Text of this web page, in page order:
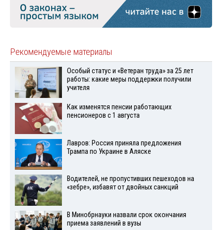
Рекомендуемые материалы
Особый статус и «Ветеран труда» за 25 лет
работы: какие меры поддержки получили
учителя
Как изменятся пенсии работающих
пенсионеров с 1 августа
Лавров: Россия приняла предложения
Трампа по Украине в Аляске
Водителей, не пропустивших пешеходов на
«зебре», избавят от двойных санкций
В Минобрнауки назвали срок окончания
приема заявлений в вузы